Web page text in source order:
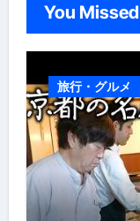
You Missed
旅行・グルメ